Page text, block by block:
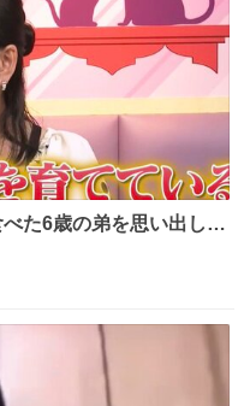
た6歳の弟を思い出しな